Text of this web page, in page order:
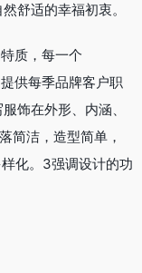
舒适的幸福初衷。
质，每一个
供每季品牌客户职
饰在外形、内涵、
简洁，造型简单，
化。3强调设计的功